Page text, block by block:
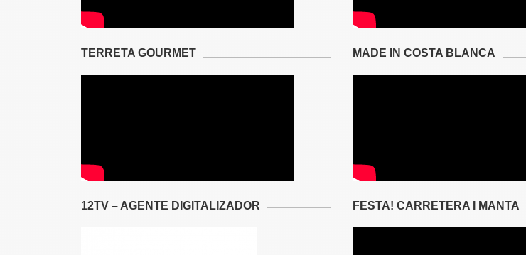
TERRETA GOURMET
12TV – AGENTE DIGITALIZADOR
MADE IN COSTA BLANCA
FESTA! CARRETERA I MANTA